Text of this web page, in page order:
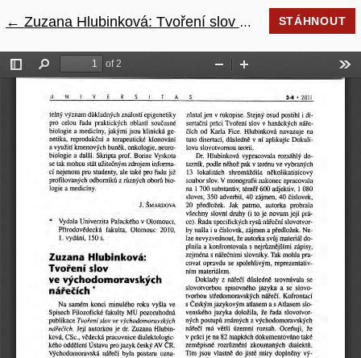
← Návrat na podrobnosti článku
Zuzana Hlubinková: Tvoření slov ve východomoravských nářečích STÁHNOUT